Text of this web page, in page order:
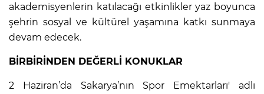
akademisyenlerin katılacağı etkinlikler yaz boyunca
şehrin sosyal ve kültürel yaşamına katkı sunmaya
devam edecek.
BİRBİRİNDEN DEĞERLİ KONUKLAR
2 Haziran’da Sakarya’nın Spor Emektarları' adlı